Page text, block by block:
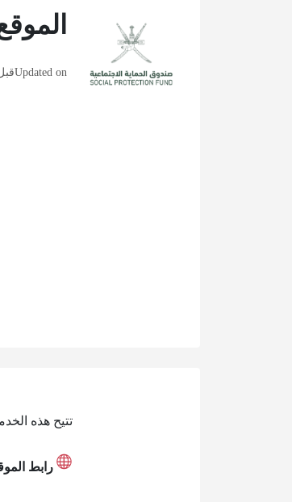
Updated on
تتيح هذه
رابط